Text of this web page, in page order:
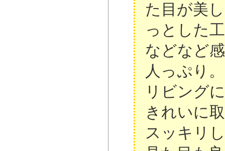
た目が美
っとした
などなど
人っぷり。
リビング
きれいに
スッキリ